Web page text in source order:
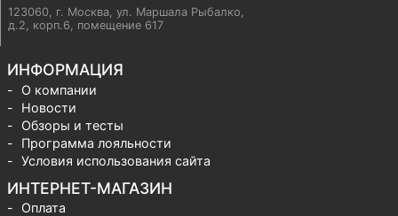
123060, г. Москва, ул. Маршала Рыбалко,
д.2, корп.6, помещение 617
ИНФОРМАЦИЯ
О компании
Новости
Обзоры и тесты
Программа лояльности
Условия использования сайта
ИНТЕРНЕТ-МАГАЗИН
Оплата